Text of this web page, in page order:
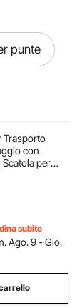
punte
Trasporto
con
per
con Maniglie,
Nero
subito
Ago. 9 - Gio.